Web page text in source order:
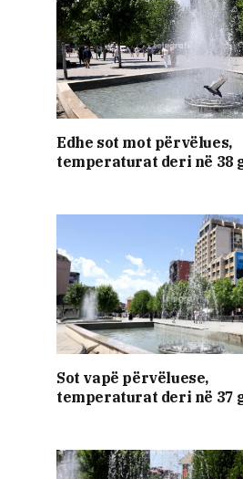
Edhe sot mot përvëlues,
temperaturat deri në 38
Sot vapë përvëluese,
temperaturat deri në 37